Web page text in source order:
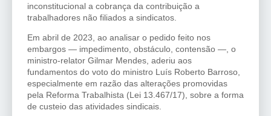
inconstitucional a cobrança da contribuição a
trabalhadores não filiados a sindicatos.
Em abril de 2023, ao analisar o pedido feito nos
embargos — impedimento, obstáculo, contensão —, o
ministro-relator Gilmar Mendes, aderiu aos
fundamentos do voto do ministro Luís Roberto Barroso,
especialmente em razão das alterações promovidas
pela Reforma Trabalhista (Lei 13.467/17), sobre a forma
de custeio das atividades sindicais.